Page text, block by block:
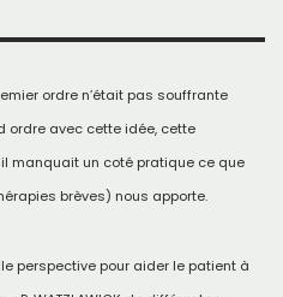
ordre n’était pas souffrante
ordre avec cette idée, cette
manquait un coté pratique ce que
brèves) nous apporte.
perspective pour aider le patient à